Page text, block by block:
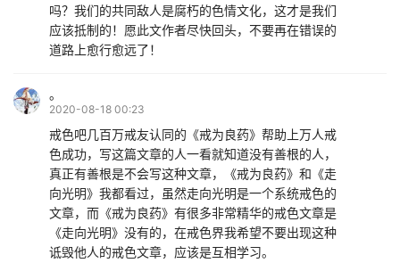
吗？我们的共同敌人是腐朽的色情文化，这才是我们
应该抵制的！愿此文作者尽快回头，不要再在错误的
道路上愈行愈远了！
。
2020-08-18 00:23
戒色吧几百万戒友认同的《戒为良药》帮助上万人戒
色成功，写这篇文章的人一看就知道没有善根的人，
真正有善根是不会写这种文章，《戒为良药》和《走
向光明》我都看过，虽然走向光明是一个系统戒色的
文章，而《戒为良药》有很多非常精华的戒色文章是
《走向光明》没有的，在戒色界我希望不要出现这种
诋毁他人的戒色文章，应该是互相学习。